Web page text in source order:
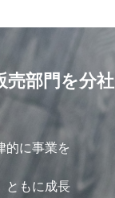
売部門を分社
的に事業を
ともに成長